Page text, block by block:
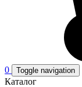
0 Toggle navigation
Каталог